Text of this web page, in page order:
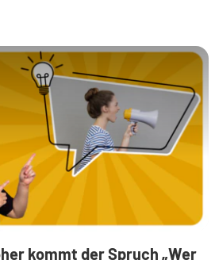
kommt der Spruch „Wer